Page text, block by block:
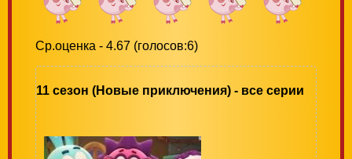
Ср.оценка - 4.67 (голосов:6)
11 сезон (Новые приключения) - все серии